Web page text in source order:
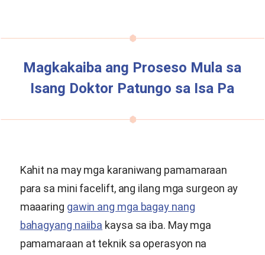
Magkakaiba ang Proseso Mula sa
Isang Doktor Patungo sa Isa Pa
Kahit na may mga karaniwang pamamaraan
para sa mini facelift, ang ilang mga surgeon ay
maaaring gawin ang mga bagay nang
bahagyang naiiba kaysa sa iba. May mga
pamamaraan at teknik sa operasyon na